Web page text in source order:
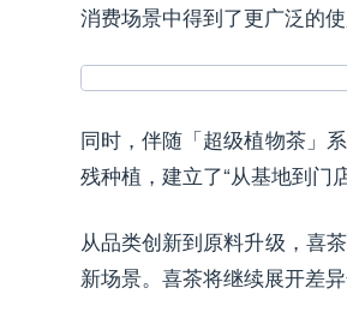
消费场景中得到了更广泛的
同时，伴随「超级植物茶」
残种植，建立了“从基地到门
从品类创新到原料升级，喜
新场景。喜茶将继续展开差